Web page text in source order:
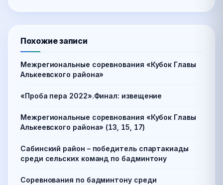
Похожие записи
Межрегиональные соревнования «Кубок Главы
Алькеевского района»
«Проба пера 2022».Финал: извещение
Межрегиональные соревнования «Кубок Главы
Алькеевского района» (13, 15, 17)
Сабинский район – победитель спартакиады
среди сельских команд по бадминтону
Соревнования по бадминтону среди